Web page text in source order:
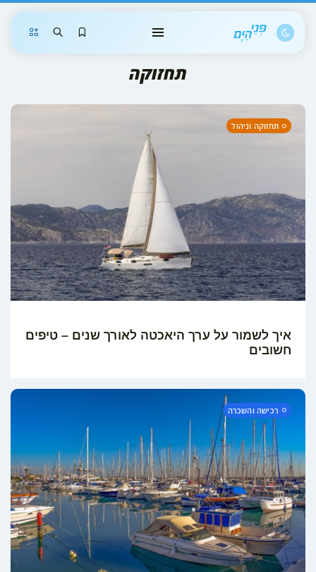
הודעות
* הפעילות תקינה בכל אזורי האתר.
* התחזית פעילה - יש לבחור עיר.
לחוויית משתמש מלאה, יש להתחבר כאן
שכחתם סיסמה? קבלו
קוד לנייד וחיזרו לכאן.
תחזוקה
תחזוקה וניהול
איך לשמור על ערך היאכטה לאורך שנים – טיפים
חשובים
רכישה והשכרה